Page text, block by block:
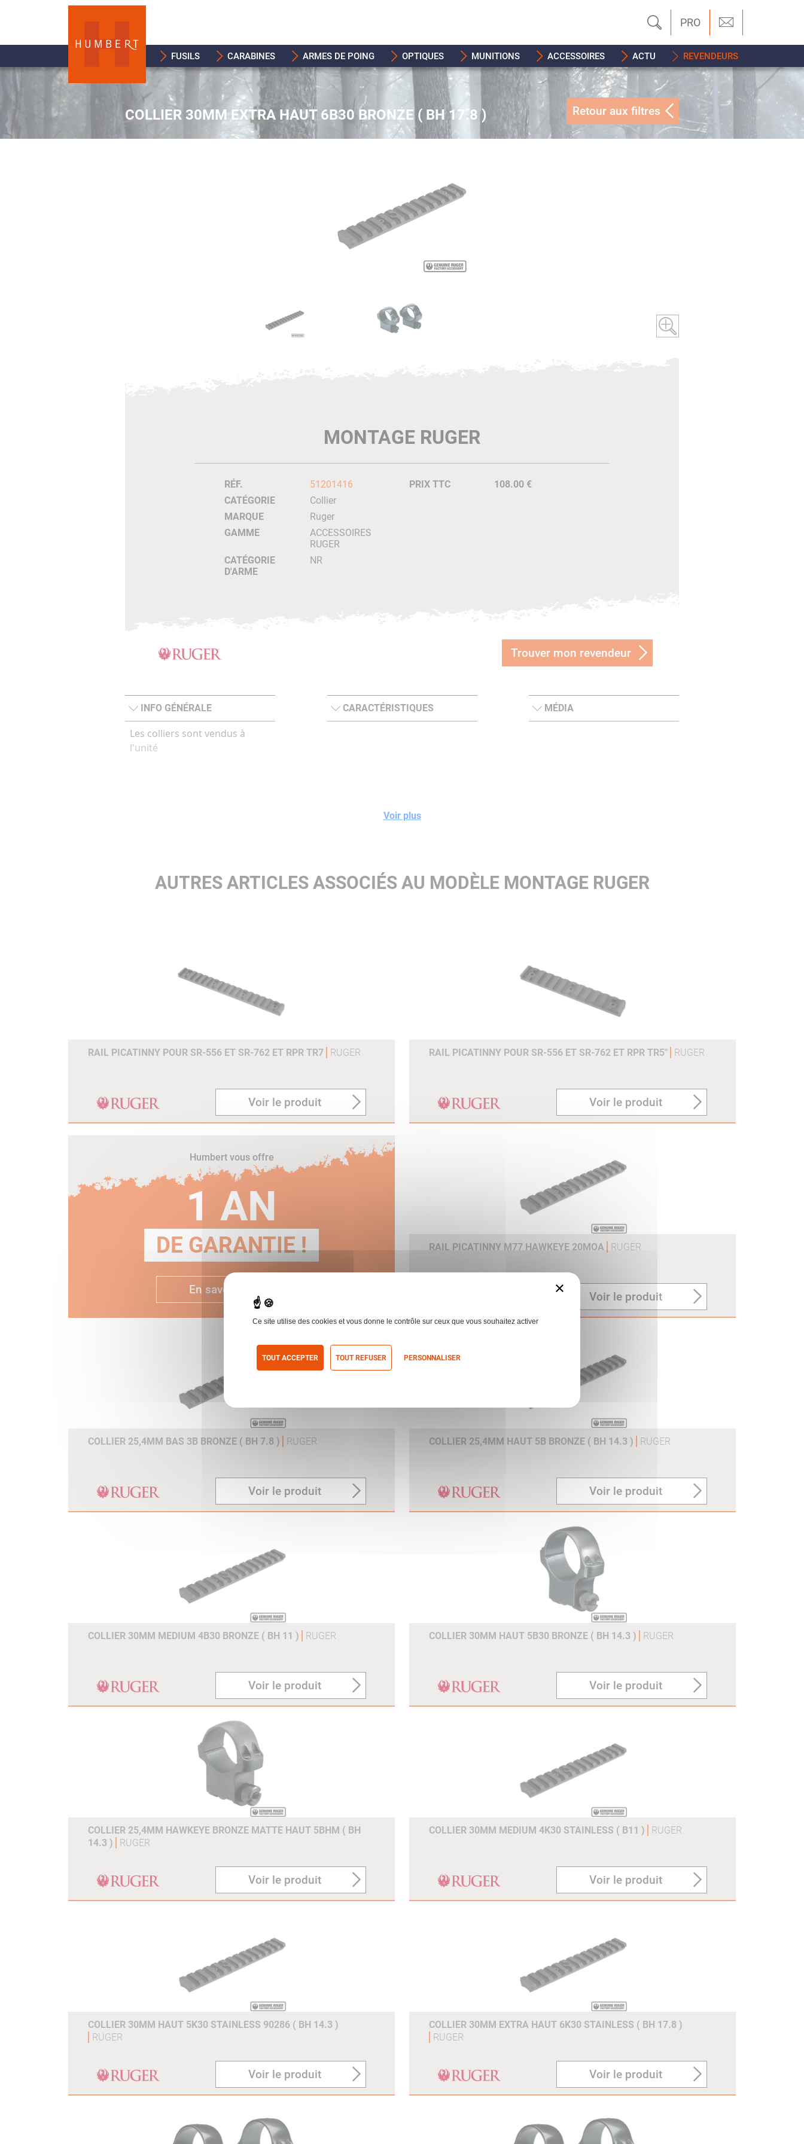
PRO
FUSILS CARABINES ARMES DE POING OPTIQUES MUNITIONS ACCESSOIRES ACTU REVENDEURS
COLLIER 30MM EXTRA HAUT 6B30 BRONZE ( BH 17.8 ) Retour aux filtres
MONTAGE RUGER
RÉF.
51201416
CATÉGORIE
Collier
MARQUE
Ruger
GAMME
ACCESSOIRES
RUGER
CATÉGORIE
D'ARME
NR
PRIX TTC 108.00 €
Trouver mon revendeur
INFO GÉNÉRALE
Les colliers sont vendus à
l'unité
CARACTÉRISTIQUES MÉDIA
Voir plus
AUTRES ARTICLES ASSOCIÉS AU MODÈLE MONTAGE RUGER
RAIL PICATINNY POUR SR-556 ET SR-762 ET RPR TR7 RUGER
Voir le produit
RAIL PICATINNY POUR SR-556 ET SR-762 ET RPR TR5" RUGER
Voir le produit
Humbert vous offre
1 AN
DE GARANTIE !
En savoir plus
RAIL PICATINNY M77 HAWKEYE 20MOA RUGER
Voir le produit
COLLIER 25,4MM BAS 3B BRONZE ( BH 7.8 ) RUGER
Voir le produit
COLLIER 25,4MM HAUT 5B BRONZE ( BH 14.3 ) RUGER
Voir le produit
COLLIER 30MM MEDIUM 4B30 BRONZE ( BH 11 ) RUGER
Voir le produit
COLLIER 30MM HAUT 5B30 BRONZE ( BH 14.3 ) RUGER
Voir le produit
COLLIER 25,4MM HAWKEYE BRONZE MATTE HAUT 5BHM ( BH
14.3 )
RUGER
Voir le produit
COLLIER 30MM MEDIUM 4K30 STAINLESS ( B11 ) RUGER
Voir le produit
COLLIER 30MM HAUT 5K30 STAINLESS 90286 ( BH 14.3 )
RUGER
Voir le produit
COLLIER 30MM EXTRA HAUT 6K30 STAINLESS ( BH 17.8 )
RUGER
Voir le produit
×
Ce site utilise des cookies et vous donne le contrôle sur ceux que vous souhaitez activer
TOUT ACCEPTER TOUT REFUSER PERSONNALISER